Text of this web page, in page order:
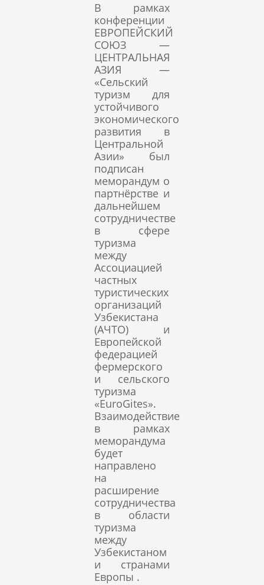
В рамках
конференции
ЕВРОПЕЙСКИЙ
СОЮЗ —
ЦЕНТРАЛЬНАЯ
АЗИЯ —
«Сельский
туризм для
устойчивого
экономического
развития в
Центральной
Азии» был
подписан
меморандум о
партнёрстве и
дальнейшем
сотрудничестве
в сфере
туризма
между
Ассоциацией
частных
туристических
организаций
Узбекистана
(АЧТО) и
Европейской
федерацией
фермерского
и сельского
туризма
«EuroGites».
Взаимодействие
в рамках
меморандума
будет
направлено
на
расширение
сотрудничества
в области
туризма
между
Узбекистаном
и странами
Европы .